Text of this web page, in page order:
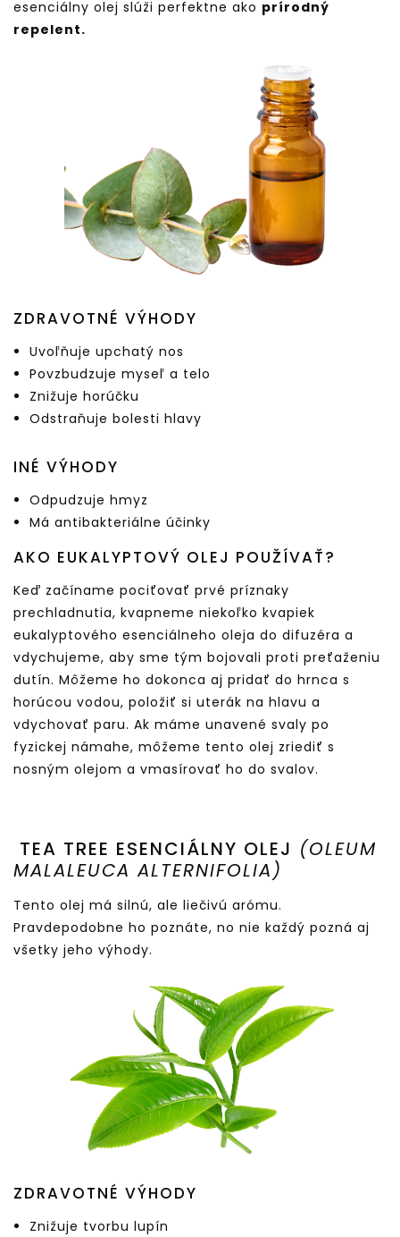
esenciálny olej slúži perfektne ako prírodný
repelent.
ZDRAVOTNÉ VÝHODY
Uvoľňuje upchatý nos
Povzbudzuje myseľ a telo
Znižuje horúčku
Odstraňuje bolesti hlavy
INÉ VÝHODY
Odpudzuje hmyz
Má antibakteriálne účinky
AKO EUKALYPTOVÝ OLEJ POUŽÍVAŤ?
Keď začíname pociťovať prvé príznaky
prechladnutia, kvapneme niekoľko kvapiek
eukalyptového esenciálneho oleja do difuzéra a
vdychujeme, aby sme tým bojovali proti preťaženiu
dutín. Môžeme ho dokonca aj pridať do hrnca s
horúcou vodou, položiť si uterák na hlavu a
vdychovať paru. Ak máme unavené svaly po
fyzickej námahe, môžeme tento olej zriediť s
nosným olejom a vmasírovať ho do svalov.
TEA TREE ESENCIÁLNY OLEJ (OLEUM
MALALEUCA ALTERNIFOLIA)
Tento olej má silnú, ale liečivú arómu.
Pravdepodobne ho poznáte, no nie každý pozná aj
všetky jeho výhody.
ZDRAVOTNÉ VÝHODY
Znižuje tvorbu lupín